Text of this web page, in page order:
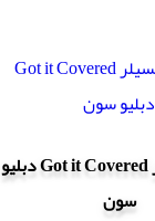
پالت کانسیلر Got it Covered دبلیو
سون